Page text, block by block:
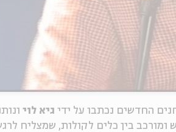
החדשים נכתבו על ידי גיא לוי
ומורכב בין כלים לקולות, שמצליח